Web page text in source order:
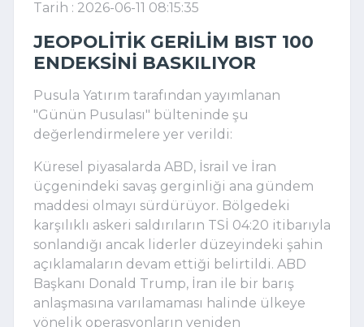
Tarih : 2026-06-11 08:15:35
JEOPOLITIK GERILIM BIST 100
ENDEKSINI BASKILIYOR
Pusula Yatırım tarafından yayımlanan
"Günün Pusulası" bülteninde şu
değerlendirmelere yer verildi:
Küresel piyasalarda ABD, İsrail ve İran
üçgenindeki savaş gerginliği ana gündem
maddesi olmayı sürdürüyor. Bölgedeki
karşılıklı askeri saldırıların TSİ 04:20 itibarıyla
sonlandığı ancak liderler düzeyindeki şahin
açıklamaların devam ettiği belirtildi. ABD
Başkanı Donald Trump, İran ile bir barış
anlaşmasına varılamaması halinde ülkeye
yönelik operasyonların yeniden